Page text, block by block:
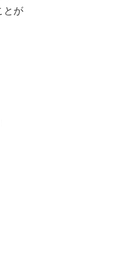
とが